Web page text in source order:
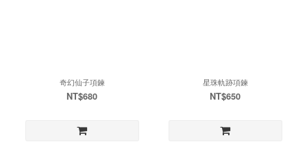
奇幻仙子項鍊
NT$680
星珠軌跡項鍊
NT$650